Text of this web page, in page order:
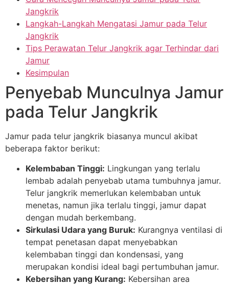
Jangkrik
Langkah-Langkah Mengatasi Jamur pada Telur
Jangkrik
Tips Perawatan Telur Jangkrik agar Terhindar dari
Jamur
Kesimpulan
Penyebab Munculnya Jamur
pada Telur Jangkrik
Jamur pada telur jangkrik biasanya muncul akibat
beberapa faktor berikut:
Kelembaban Tinggi: Lingkungan yang terlalu
lembab adalah penyebab utama tumbuhnya jamur.
Telur jangkrik memerlukan kelembaban untuk
menetas, namun jika terlalu tinggi, jamur dapat
dengan mudah berkembang.
Sirkulasi Udara yang Buruk: Kurangnya ventilasi di
tempat penetasan dapat menyebabkan
kelembaban tinggi dan kondensasi, yang
merupakan kondisi ideal bagi pertumbuhan jamur.
Kebersihan yang Kurang: Kebersihan area